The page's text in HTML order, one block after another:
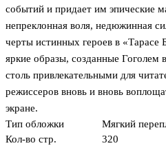
событий и придает им эпические
непреклонная воля, недюжинная
черты истинных героев в
яркие образы, созданные Гоголем
столь привлекательными для
режиссеров вновь и вновь
экране.
Тип обложки
Мягкий
Кол-во стр.
320